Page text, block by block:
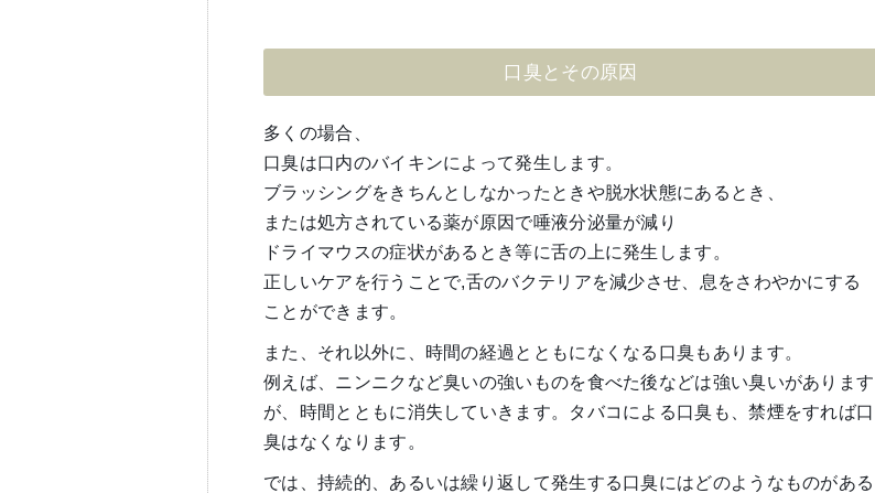
口臭とその原因
多くの場合、
口臭は口内のバイキンによって発生します。
ブラッシングをきちんとしなかったときや脱水状態にあるとき、
または処方されている薬が原因で唾液分泌量が減り
ドライマウスの症状があるとき等に舌の上に発生します。
正しいケアを行うことで,舌のバクテリアを減少させ、息をさわやかにする
ことができます。
また、それ以外に、時間の経過とともになくなる口臭もあります。
例えば、ニンニクなど臭いの強いものを食べた後などは強い臭いがあります
が、時間とともに消失していきます。タバコによる口臭も、禁煙をすれば口
臭はなくなります。
では、持続的、あるいは繰り返して発生する口臭にはどのようなものがある